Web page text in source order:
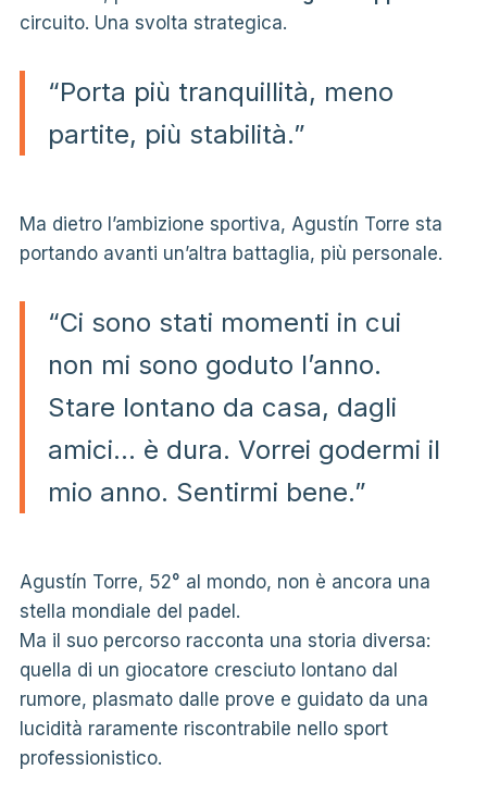
circuito. Una svolta strategica.
“Porta più tranquillità, meno
partite, più stabilità.”
Ma dietro l’ambizione sportiva, Agustín Torre sta
portando avanti un’altra battaglia, più personale.
“Ci sono stati momenti in cui
non mi sono goduto l’anno.
Stare lontano da casa, dagli
amici… è dura. Vorrei godermi il
mio anno. Sentirmi bene.”
Agustín Torre, 52° al mondo, non è ancora una
stella mondiale del padel.
Ma il suo percorso racconta una storia diversa:
quella di un giocatore cresciuto lontano dal
rumore, plasmato dalle prove e guidato da una
lucidità raramente riscontrabile nello sport
professionistico.